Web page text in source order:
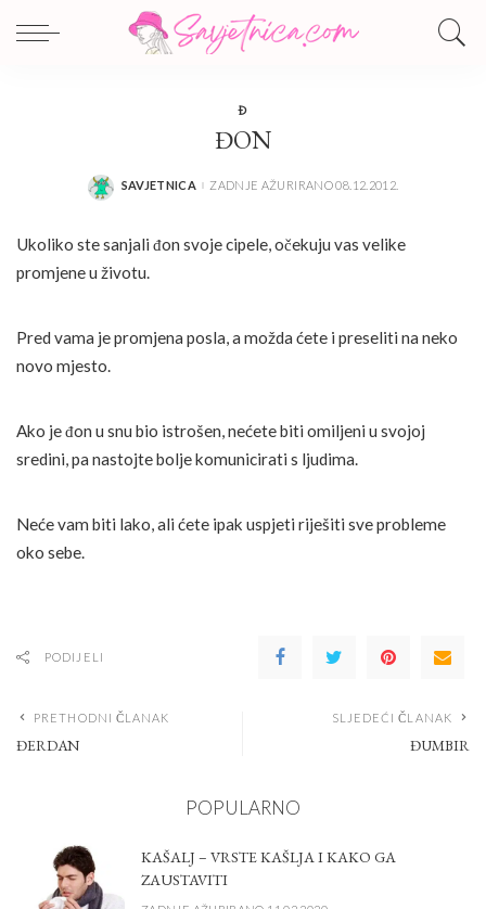
Đ
ĐON
POSTED
SAVJETNICA ZADNJE AŽURIRANO 08.12.2012.
Ukoliko ste sanjali đon svoje cipele, očekuju vas velike
promjene u životu.
Pred vama je promjena posla, a možda ćete i preseliti na neko
novo mjesto.
Ako je đon u snu bio istrošen, nećete biti omiljeni u svojoj
sredini, pa nastojte bolje komunicirati s ljudima.
Neće vam biti lako, ali ćete ipak uspjeti riješiti sve probleme
oko sebe.
PODIJELI
PRETHODNI ČLANAK
ĐERDAN
SLJEDEĆI ČLANAK
ĐUMBIR
POPULARNO
KAŠALJ – VRSTE KAŠLJA I KAKO GA
ZAUSTAVITI